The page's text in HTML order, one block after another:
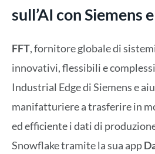
sull’AI con Siemens
FFT, fornitore globale di
innovativi, flessibili e
Industrial Edge di Siemens e
manifatturiere a trasferire in
ed efficiente i dati di
Snowflake tramite la sua app